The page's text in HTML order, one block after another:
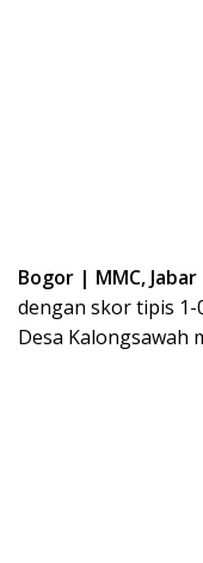
Bogor | MMC, Jabar
dengan skor tipis 1-
Desa Kalongsawah